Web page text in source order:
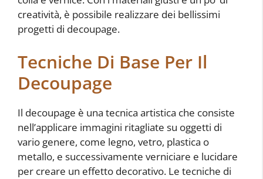
creatività, è possibile realizzare dei bellissimi
progetti di decoupage.
Tecniche Di Base Per Il
Decoupage
Il decoupage è una tecnica artistica che consiste
nell’applicare immagini ritagliate su oggetti di
vario genere, come legno, vetro, plastica o
metallo, e successivamente verniciare e lucidare
per creare un effetto decorativo. Le tecniche di